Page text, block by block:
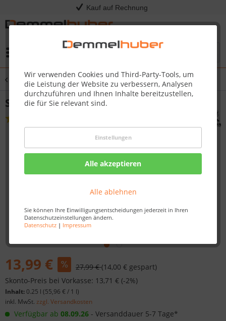
Kauf auf Rechnung
Wir verwenden Cookies und Third-Party-Tools, um
die Leistung der Website zu verbessern, Analysen
durchzuführen und Ihnen Inhalte bereitzustellen,
die für Sie relevant sind.
Einstellungen
Alle akzeptieren
Alle ablehnen
Sie können Ihre Einwilligungsentscheidungen jederzeit in Ihren
Datenschutzeinstellungen ändern.
Datenschutz| Impressum
Übersicht Saunadüfte & Aufguss
Saunaduft 250 ml Aufgusskonzentrat
13,99 € 27,99 €(14,00 € gespart)
Skonto-Preis bei Vorkasse: 13,71 € (-2%)
Inhalt: 0.25 l (55,96 €/ 1 l)
inkl. MwSt. zzgl. Versandkosten
Verfügbar ab 08.09.26 - Versanddauer 5-7 Tage*